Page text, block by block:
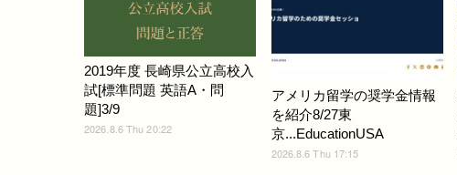
2019年度 長崎県公立高校入
試[標準問題 英語A・問
題]3/9
2026.8.6 Thu 20:22
アメリカ留学の奨学金情報
を紹介8/27東
京...EducationUSA
2026.8.6 Thu 17:15